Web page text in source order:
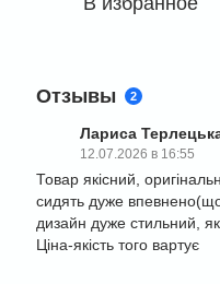
Отзывы 2
Лариса
12.07.2026 в 16:55
Товар якісний,
сидять дуже
дизайн дуже стильний,
Ціна-якість того вартує